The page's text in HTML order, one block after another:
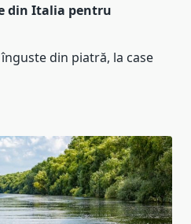
din Italia pentru
din piatră, la case